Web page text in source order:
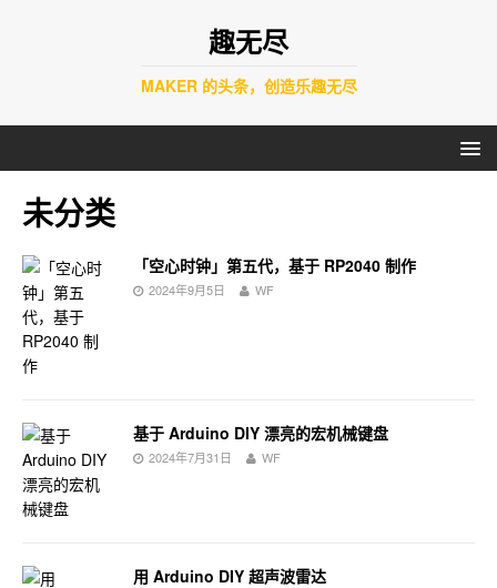
趣无尽
MAKER 的头条，创造乐趣无尽
未分类
「空心时钟」第五代，基于 RP2040 制作
2024年9月5日 WF
基于 Arduino DIY 漂亮的宏机械键盘
2024年7月31日 WF
用 Arduino DIY 超声波雷达